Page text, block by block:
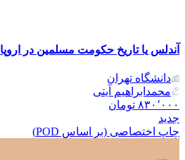
آندلس یا تاریخ حکومت مسلمین در اروپا
دانشگاه تهران
محمدابراهیم آیتی
۸۳۰٬۰۰۰ تومان
جدید
چاپ اختصاصی (بر اساس POD)